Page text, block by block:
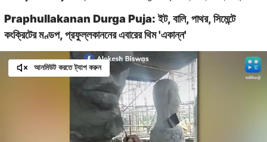
Praphullakanan Durga Puja: ইট, বালি, পাথর, সিমেন্টে
কংক্রিটের মণ্ডপ, প্রফুল্লকাননের এবারের থিম 'একান্ন'
আনমিউট করতে ট্যাপ করুন